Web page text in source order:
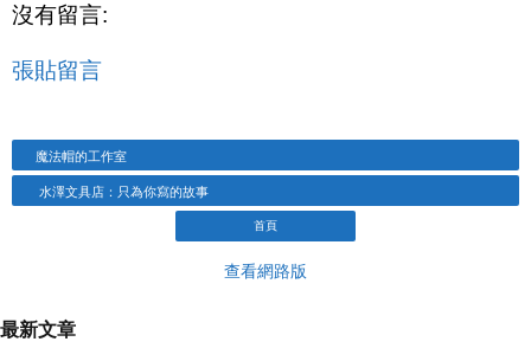
沒有留言:
張貼留言
魔法帽的工作室
水澤文具店：只為你寫的故事
首頁
查看網路版
最新文章